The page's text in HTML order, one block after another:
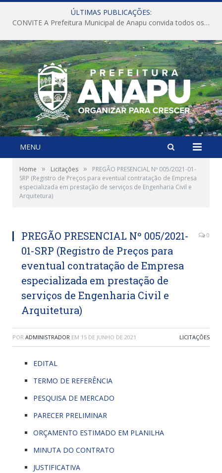
ÚLTIMAS PUBLICAÇÕES:
CONVITE A Prefeitura Municipal de Anapu convida todos os servidores públicos municipais para participarem da Audiência Pública de discussão da Lei de Diretrizes Orçamentárias (LDO), importante instrumento de planejamento das ações e investimentos da Administração Pública para o próximo exercício financeiro.
MENU
Home » Licitações »
PREGÃO PRESENCIAL Nº 005/2021-01-
SRP (Registro de Preços para eventual contratação de Empresa
especializada em prestação de serviços de Engenharia Civil e
Arquitetura)
PREGÃO PRESENCIAL Nº 005/2021-
01-SRP (Registro de Preços para
eventual contratação de Empresa
especializada em prestação de
serviços de Engenharia Civil e
Arquitetura)
0
POR ADMINISTRADOR EM 15 DE JUNHO DE 2021 LICITAÇÕES
EDITAL
TERMO DE REFERÊNCIA
PESQUISA DE MERCADO
PARECER PRELIMINAR
ORÇAMENTO ESTIMADO EM PLANILHA
MINUTA DO CONTRATO
JUSTIFICATIVA